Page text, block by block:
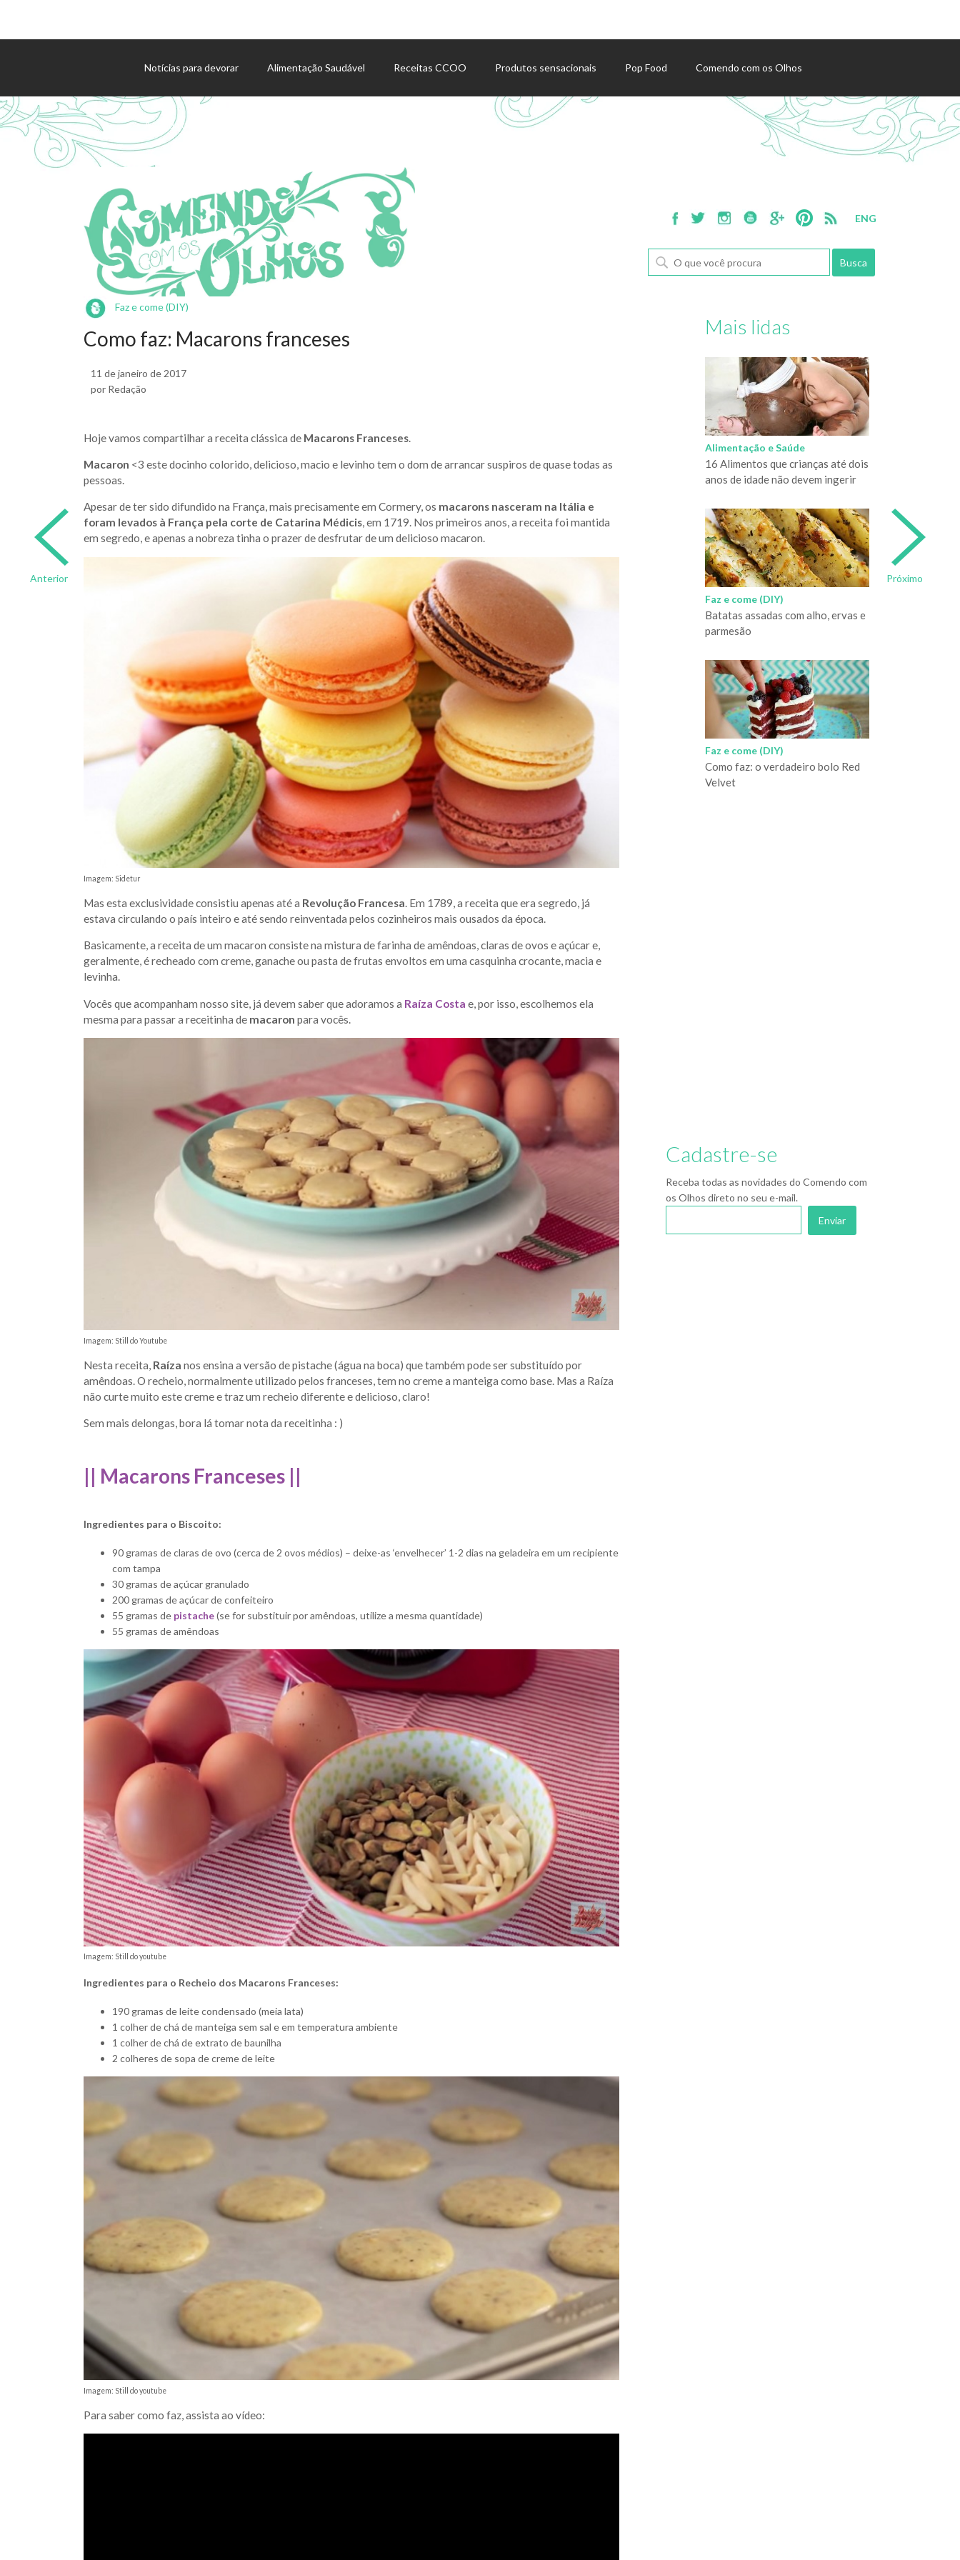
Notícias para devorar Alimentação Saudável Receitas CCOO Produtos sensacionais Pop Food Comendo com os Olhos
Agenda de eventos
ENG
Anterior Próximo
Faz e come (DIY)
Como faz: Macarons franceses
11 de janeiro de 2017
por Redação
Hoje vamos compartilhar a receita clássica de Macarons Franceses
Macaron <3 este docinho colorido, delicioso, macio e levinho tem o dom de arrancar suspiros de quase todas as
pessoas.
Apesar de ter sido difundido na França, mais precisamente em Cormery, os macarons nasceram na Itália e
foram levados à França pela corte de Catarina Médicis, em 1719. Nos primeiros anos, a receita foi mantida
em segredo, e apenas a nobreza tinha o prazer de desfrutar de um delicioso macaron.
Imagem: Sidetur
Mas esta exclusividade consistiu apenas até a Revolução Francesa. Em 1789, a receita que era segredo, já
estava circulando o país inteiro e até sendo reinventada pelos cozinheiros mais ousados da época.
Basicamente, a receita de um macaron consiste na mistura de farinha de amêndoas, claras de ovos e açúcar e,
geralmente, é recheado com creme, ganache ou pasta de frutas envoltos em uma casquinha crocante, macia e
levinha.
Vocês que acompanham nosso site, já devem saber que adoramos a Raíza Costa e, por isso, escolhemos ela
mesma para passar a receitinha de macaron para vocês.
Imagem: Still do Youtube
Nesta receita, Raíza nos ensina a versão de pistache (água na boca) que também pode ser substituído por
amêndoas. O recheio, normalmente utilizado pelos franceses, tem no creme a manteiga como base. Mas a Raíza
não curte muito este creme e traz um recheio diferente e delicioso, claro!
Sem mais delongas, bora lá tomar nota da receitinha : )
|| Macarons Franceses ||
Ingredientes para o Biscoito:
90 gramas de claras de ovo (cerca de 2 ovos médios) – deixe-as ‘envelhecer’ 1-2 dias na geladeira em um recipiente
com tampa
30 gramas de açúcar granulado
200 gramas de açúcar de confeiteiro
55 gramas de pistache(se for substituir por amêndoas, utilize a mesma quantidade)
55 gramas de amêndoas
Imagem: Still do youtube
Ingredientes para o Recheio dos Macarons Franceses:
190 gramas de leite condensado (meia lata)
1 colher de chá de manteiga sem sal e em temperatura ambiente
1 colher de chá de extrato de baunilha
2 colheres de sopa de creme de leite
Imagem: Still do youtube
Para saber como faz, assista ao vídeo:
Mais lidas
Alimentação e Saúde
16 Alimentos que crianças até dois
anos de idade não devem ingerir
Faz e come (DIY)
Batatas assadas com alho, ervas e
parmesão
Faz e come (DIY)
Como faz: o verdadeiro bolo Red
Velvet
Cadastre-se
Receba todas as novidades do Comendo com
os Olhos direto no seu e-mail.